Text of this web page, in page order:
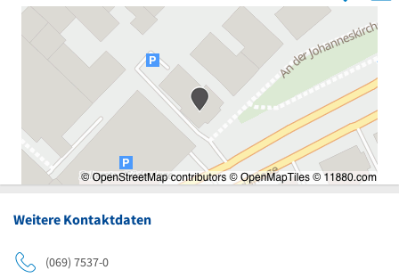
Weitere Kontaktdaten
(069) 7537-0